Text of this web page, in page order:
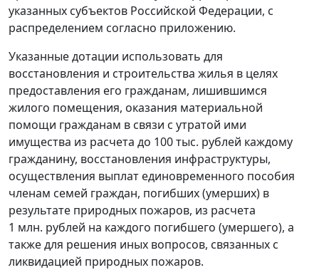
указанных субъектов Российской Федерации, с
распределением согласно приложению.
Указанные дотации использовать для
восстановления и строительства жилья в целях
предоставления его гражданам, лишившимся
жилого помещения, оказания материальной
помощи гражданам в связи с утратой ими
имущества из расчета до 100 тыс. рублей каждому
гражданину, восстановления инфраструктуры,
осуществления выплат единовременного пособия
членам семей граждан, погибших (умерших) в
результате природных пожаров, из расчета
1 млн. рублей на каждого погибшего (умершего), а
также для решения иных вопросов, связанных с
ликвидацией природных пожаров.